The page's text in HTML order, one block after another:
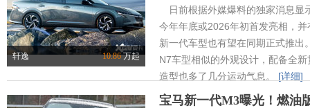
轩逸 10.86万起
日前根据外媒爆料的独家消息显
今年年底或2026年初首发亮相，
新一代车型也有望在同期正式推出
N7车型相似的外观设计，配备全
造型也多了几分运动气息。 [详细]
宝马新一代M3曝光！燃油